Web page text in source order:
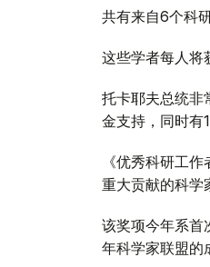
共有来自6个科
这些学者每人将
托卡耶夫总统非
金支持，同时有
《优秀科研工
重大贡献的科学
该奖项今年系首
年科学家联盟的